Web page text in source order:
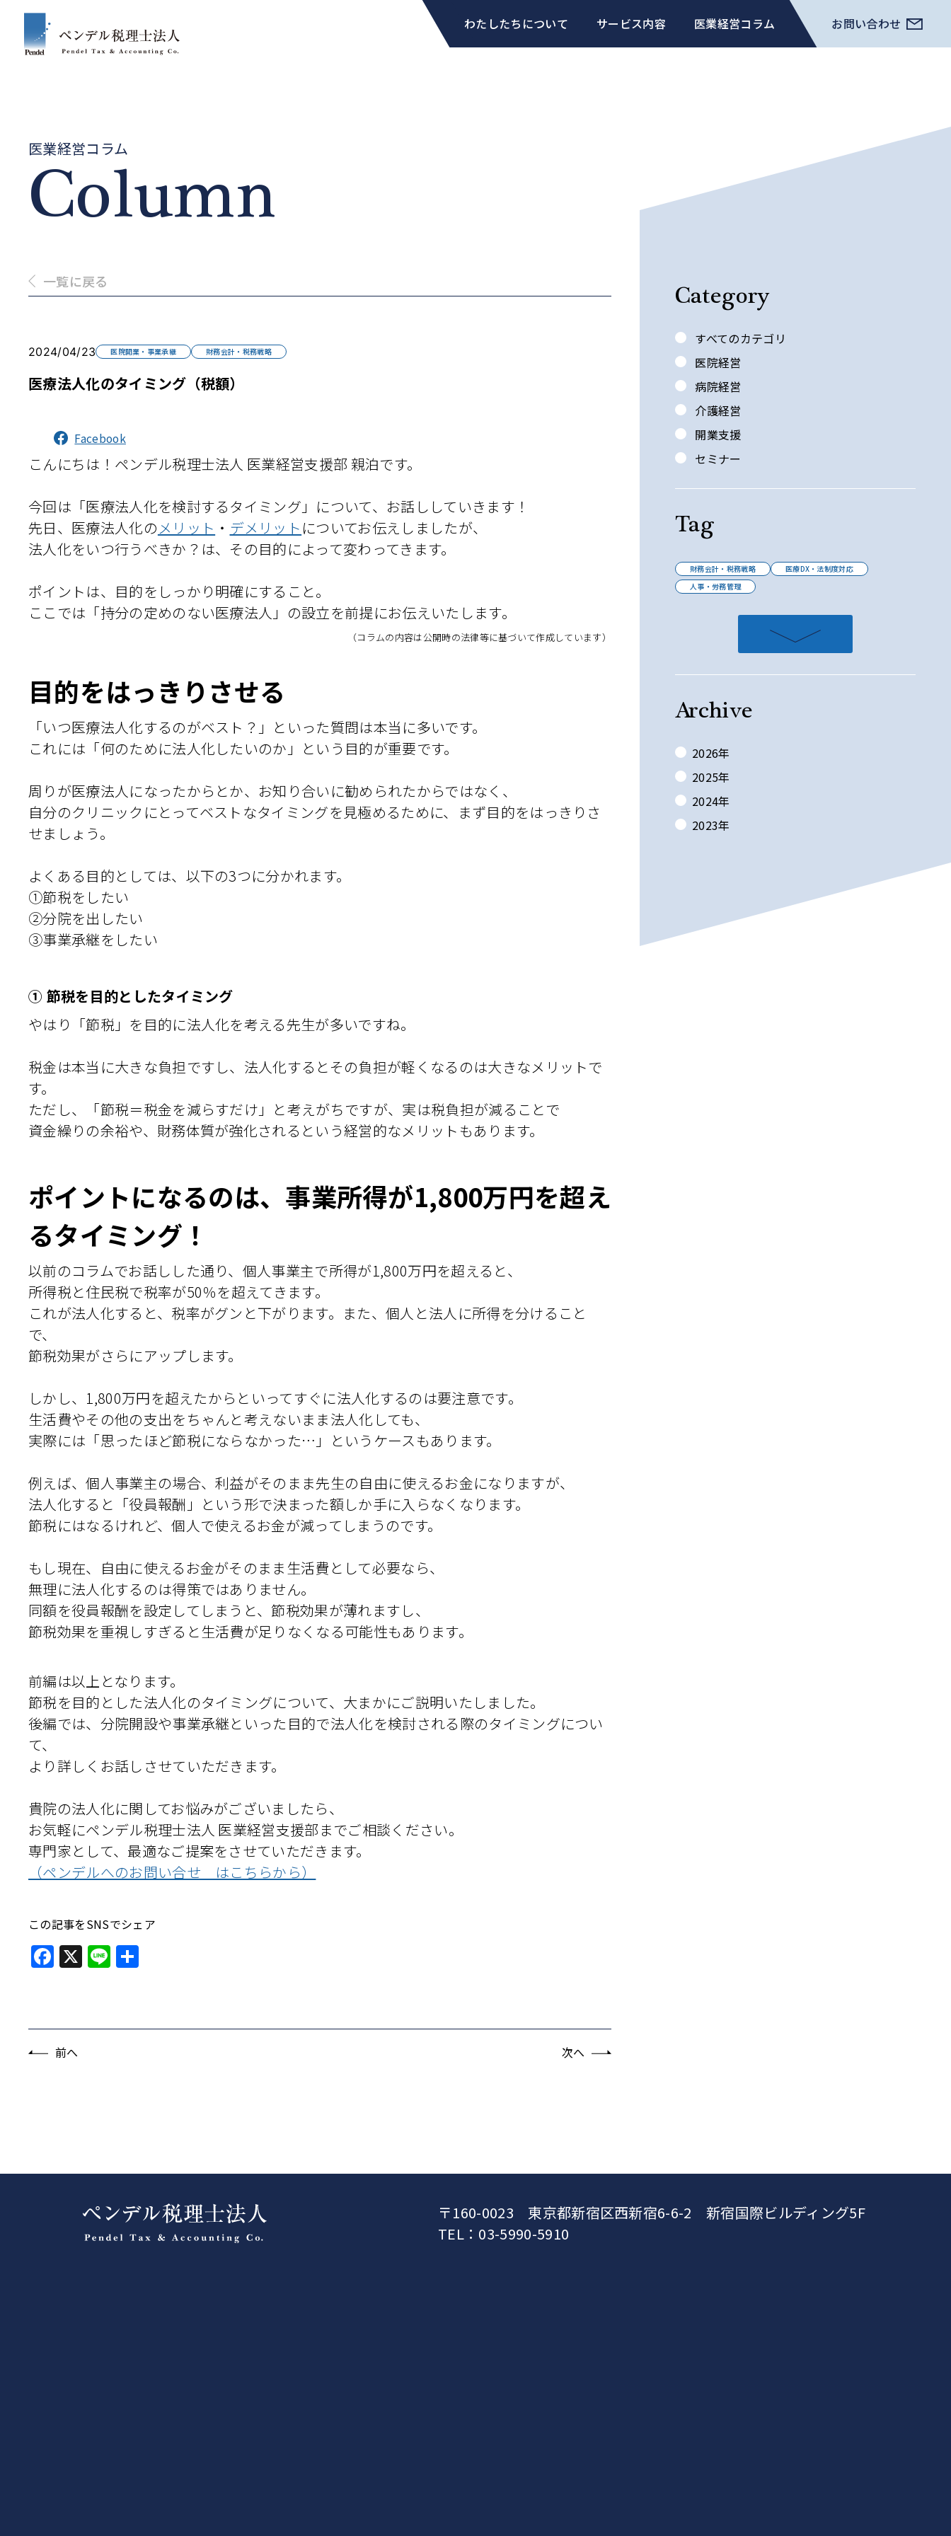
わたしたちについて サービス内容 医業経営コラム お問い合わせ
医業経営コラム
Column
一覧に戻る
2024/04/23 医院開業・事業承継 財務会計・税務戦略
医療法人化のタイミング（税額）
Facebook
こんにちは！ペンデル税理士法人 医業経営支援部 親泊です。
今回は「医療法人化を検討するタイミング」について、お話ししていきます！
先日、医療法人化のメリット ・ デメリット についてお伝えしましたが、
法人化をいつ行うべきか？は、その目的によって変わってきます。
ポイントは、目的をしっかり明確にすること。
ここでは「持分の定めのない医療法人」の設立を前提にお伝えいたします。
（コラムの内容は公開時の法律等に基づいて作成しています）
目的をはっきりさせる
「いつ医療法人化するのがベスト？」といった質問は本当に多いです。
これには「何のために法人化したいのか」という目的が重要です。
周りが医療法人になったからとか、お知り合いに勧められたからではなく、
自分のクリニックにとってベストなタイミングを見極めるために、まず目的をはっきりさ
せましょう。
よくある目的としては、以下の3つに分かれます。
①節税をしたい
②分院を出したい
③事業承継をしたい
① 節税を目的としたタイミング
やはり「節税」を目的に法人化を考える先生が多いですね。
税金は本当に大きな負担ですし、法人化するとその負担が軽くなるのは大きなメリットで
す。
ただし、「節税＝税金を減らすだけ」と考えがちですが、実は税負担が減ることで
資金繰りの余裕や、財務体質が強化されるという経営的なメリットもあります。
ポイントになるのは、事業所得が1,800万円を超え
るタイミング！
以前のコラムでお話しした通り、個人事業主で所得が1,800万円を超えると、
所得税と住民税で税率が50％を超えてきます。
これが法人化すると、税率がグンと下がります。また、個人と法人に所得を分けること
で、
節税効果がさらにアップします。
しかし、1,800万円を超えたからといってすぐに法人化するのは要注意です。
生活費やその他の支出をちゃんと考えないまま法人化しても、
実際には「思ったほど節税にならなかった…」というケースもあります。
例えば、個人事業主の場合、利益がそのまま先生の自由に使えるお金になりますが、
法人化すると「役員報酬」という形で決まった額しか手に入らなくなります。
節税にはなるけれど、個人で使えるお金が減ってしまうのです。
もし現在、自由に使えるお金がそのまま生活費として必要なら、
無理に法人化するのは得策ではありません。
同額を役員報酬を設定してしまうと、節税効果が薄れますし、
節税効果を重視しすぎると生活費が足りなくなる可能性もあります。
前編は以上となります。
節税を目的とした法人化のタイミングについて、大まかにご説明いたしました。
後編では、分院開設や事業承継といった目的で法人化を検討される際のタイミングについ
て、
より詳しくお話しさせていただきます。
貴院の法人化に関してお悩みがございましたら、
お気軽にペンデル税理士法人 医業経営支援部までご相談ください。
専門家として、最適なご提案をさせていただきます。
（ペンデルへのお問い合せ はこちらから）
この記事をSNSでシェア
Facebook
X Line
前へ 次へ
Category
すべてのカテゴリ
医院経営
病院経営
介護経営
開業支援
セミナー
Tag
財務会計・税務戦略
医療DX・法制度対応
人事・労務管理
Archive
2026年
2025年
2024年
2023年
〒160-0023 東京都新宿区西新宿6-6-2 新宿国際ビルディング5F
TEL：03-5990-5910